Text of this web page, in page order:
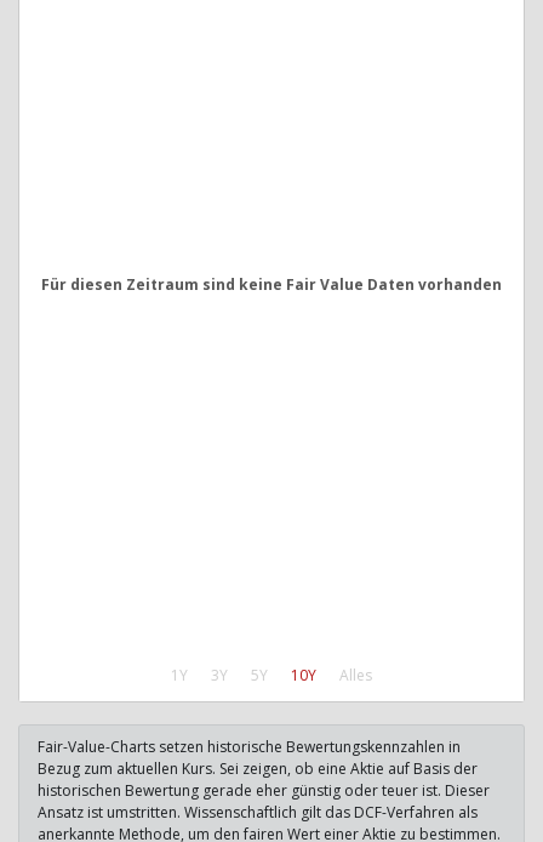
1Y 3Y 5Y 10Y Alles
Für diesen Zeitraum sind keine Fair Value Daten vorhanden
Fair-Value-Charts setzen historische Bewertungskennzahlen in
Bezug zum aktuellen Kurs. Sei zeigen, ob eine Aktie auf Basis der
historischen Bewertung gerade eher günstig oder teuer ist. Dieser
Ansatz ist umstritten. Wissenschaftlich gilt das DCF-Verfahren als
anerkannte Methode, um den fairen Wert einer Aktie zu bestimmen.